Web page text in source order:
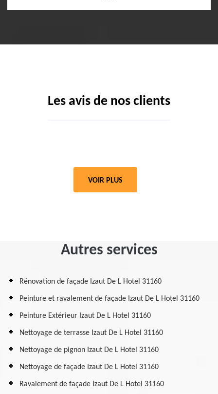
Les avis de nos clients
VOIR PLUS
Autres services
Rénovation de façade Izaut De L Hotel 31160
Peinture et ravalement de façade Izaut De L Hotel 31160
Peinture Extérieur Izaut De L Hotel 31160
Nettoyage de terrasse Izaut De L Hotel 31160
Nettoyage de pignon Izaut De L Hotel 31160
Nettoyage de façade Izaut De L Hotel 31160
Ravalement de façade Izaut De L Hotel 31160